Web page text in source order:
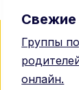
Свежие
Группы
онлайн.